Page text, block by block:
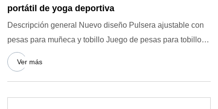
portátil de yoga deportiva
Descripción general Nuevo diseño Pulsera ajustable con
pesas para muñeca y tobillo Juego de pesas para tobillo
Pulsera c
Ver más